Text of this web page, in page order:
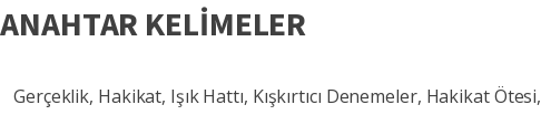
ANAHTAR KELİMELER
Gerçeklik, Hakikat, Işık Hattı, Kışkırtıcı Denemeler, Hakikat Ötesi,